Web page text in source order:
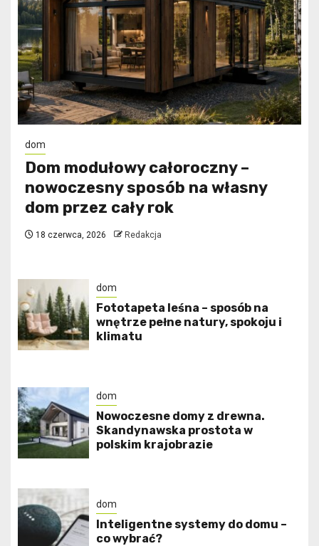
dom
Dom modułowy całoroczny –
nowoczesny sposób na własny
dom przez cały rok
18 czerwca, 2026 Redakcja
dom
​Fototapeta leśna – sposób na
wnętrze pełne natury, spokoju i
klimatu
dom
Nowoczesne domy z drewna.
Skandynawska prostota w
polskim krajobrazie
dom
Inteligentne systemy do domu –
co wybrać?